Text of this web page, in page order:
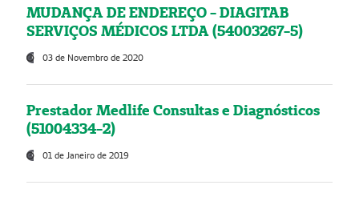
MUDANÇA DE ENDEREÇO - DIAGITAB
SERVIÇOS MÉDICOS LTDA (54003267-5)
03 de Novembro de 2020
Prestador Medlife Consultas e Diagnósticos
(51004334-2)
01 de Janeiro de 2019